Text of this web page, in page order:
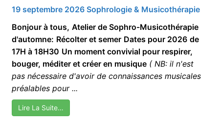
19 septembre 2026 Sophrologie & Musicothérapie
Bonjour à tous, Atelier de Sophro-Musicothérapie
d'automne: Récolter et semer Dates pour 2026 de
17H à 18H30 Un moment convivial pour respirer,
bouger, méditer et créer en musique ( NB: il n'est
pas nécessaire d'avoir de connaissances musicales
préalables pour ...
Lire La Suite…